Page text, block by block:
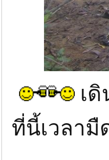
เ
ที่นี้เวลามื